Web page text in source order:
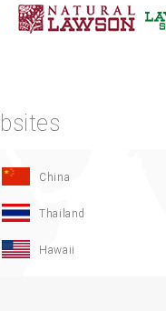
China
Thailand
Hawaii